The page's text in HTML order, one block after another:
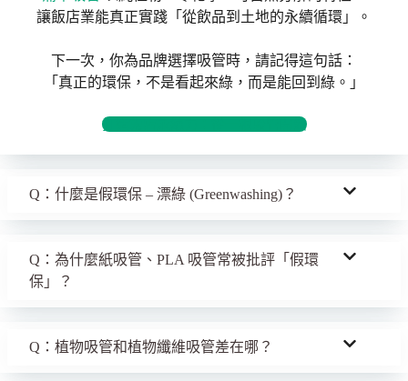
讓飯店業能真正實踐「從飲品到土地的永續循環」。
下一次，你為品牌選擇吸管時，請記得這句話：
「真正的環保，不是看起來綠，而是能回到綠。」
打造飯店永續力：從一根吸管開始
Q：什麼是假環保 – 漂綠 (Greenwashing)？
Q：為什麼紙吸管、PLA 吸管常被批評「假環
保」？
Q：植物吸管和植物纖維吸管差在哪？